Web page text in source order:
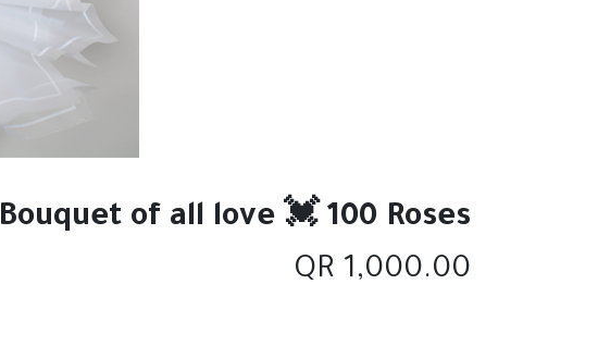
Bouquet of all love 💓 100 Roses.
1,000.00